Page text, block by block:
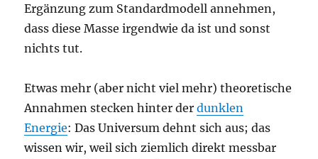
Ergänzung zum Standardmodell annehmen,
dass diese Masse irgendwie da ist und sonst
nichts tut.
Etwas mehr (aber nicht viel mehr) theoretische
Annahmen stecken hinter derdunklen
Energie: Das Universum dehnt sich aus; das
wissen wir, weil sich ziemlich direkt messbar